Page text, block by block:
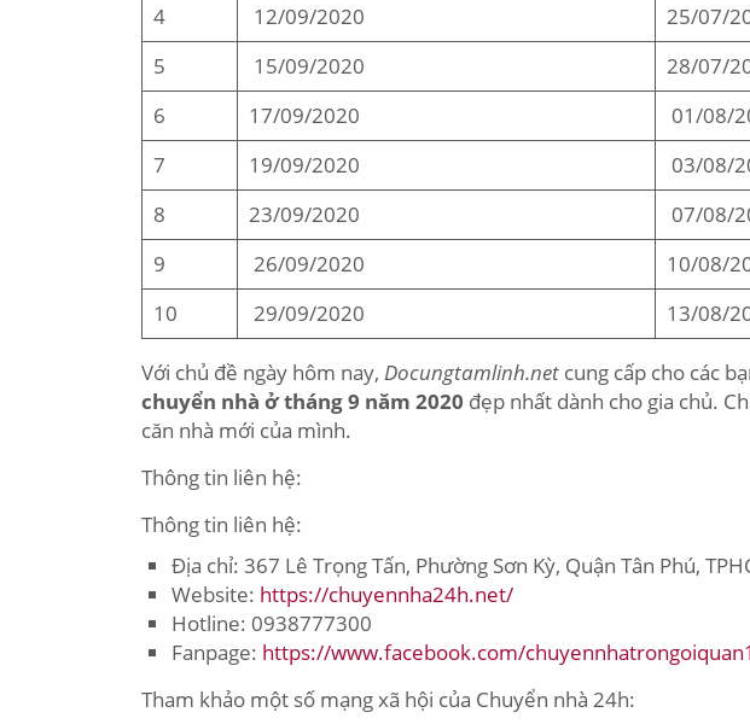
4
12/09/2020
25/07/
5
15/09/2020
28/07/
6
17/09/2020
01/08/
7
19/09/2020
03/08/
8
23/09/2020
07/08/
9
26/09/2020
10/08/
10
29/09/2020 13/08/
Với chủ đề ngày hôm nay, Docungtamlinh.net cung cấp cho các
chuyển nhà ở tháng 9 năm 2020 đẹp nhất dành cho gia chủ.
căn nhà mới của mình.
Thông tin liên hệ:
Thông tin liên hệ:
Địa chỉ: 367 Lê Trọng Tấn, Phường Sơn Kỳ, Quận Tân Phú,
Website: https://chuyennha24h.net/
Hotline: 0938777300
Fanpage: https://www.facebook.com/
Tham khảo một số mạng xã hội của Chuyển nhà 24h: